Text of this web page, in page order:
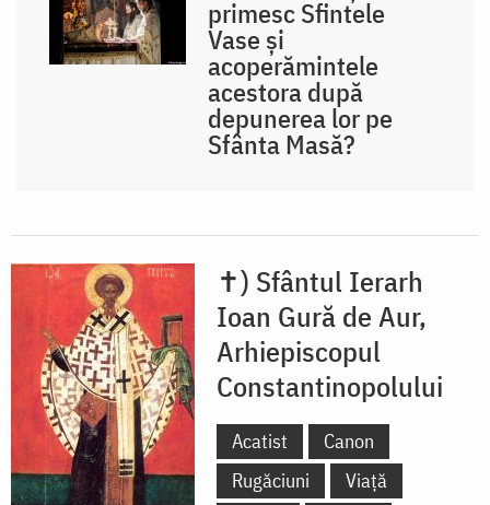
primesc Sfintele
Vase și
acoperămintele
acestora după
depunerea lor pe
Sfânta Masă?
✝) Sfântul Ierarh
Ioan Gură de Aur,
Arhiepiscopul
Constantinopolului
Acatist
Canon
Rugăciuni
Viață